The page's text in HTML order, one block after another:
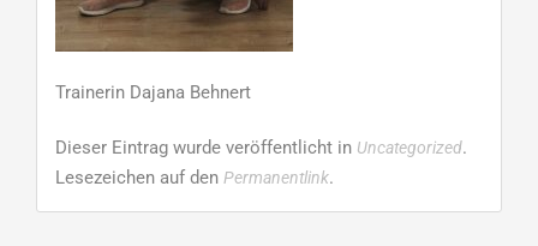
Trainerin Dajana Behnert
Dieser Eintrag wurde veröffentlicht in Uncategorized.
Lesezeichen auf den Permanentlink.